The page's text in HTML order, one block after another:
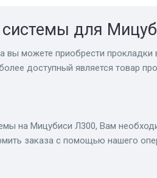
для
вы можете приобрести
доступный является товар
на Мицубиси Л300, Вам
заказа с помощью нашего